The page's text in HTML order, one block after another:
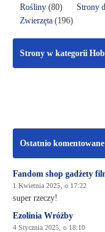
Rośliny(80) Strony
Zwierzęta(196)
Strony w kategorii
Ostatnio
Fandom shop gadżety
1 Kwietnia 2025, o 17:22
super rzeczy!
Ezolinia Wróżby
4 Stycznia 2025, o 18:10